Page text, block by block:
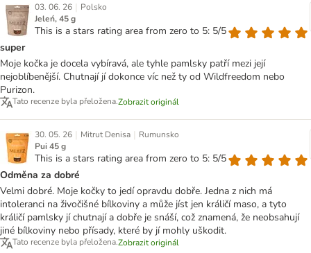
03. 06. 26 | Polsko
Jeleń, 45 g
This is a stars rating area from zero to 5: 5/5
super
Moje kočka je docela vybíravá, ale tyhle pamlsky patří mezi její
nejoblíbenější. Chutnají jí dokonce víc než ty od Wildfreedom nebo
Purizon.
Tato recenze byla přeložena.Zobrazit originál
30. 05. 26 | Mitrut Denisa | Rumunsko
Pui 45 g
This is a stars rating area from zero to 5: 5/5
Odměna za dobré
Velmi dobré. Moje kočky to jedí opravdu dobře. Jedna z nich má
intoleranci na živočišné bílkoviny a může jíst jen králičí maso, a tyto
králičí pamlsky jí chutnají a dobře je snáší, což znamená, že neobsahují
jiné bílkoviny nebo přísady, které by jí mohly uškodit.
Tato recenze byla přeložena.Zobrazit originál